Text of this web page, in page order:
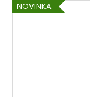
NOVINKA